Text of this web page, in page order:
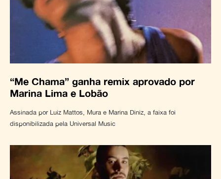
“Me Chama” ganha remix aprovado por
Marina Lima e Lobão
Assinada por Luiz Mattos, Mura e Marina Diniz, a faixa foi
disponibilizada pela Universal Music